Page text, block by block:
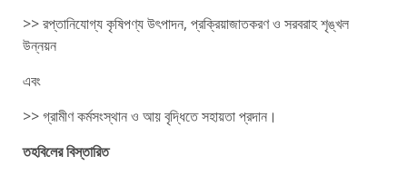
>> রপ্তানিযোগ্য কৃষিপণ্য উৎপাদন, প্রক্রিয়াজাতকরণ ও সরবরাহ শৃঙ্খল
উন্নয়ন
এবং
>> গ্রামীণ কর্মসংস্থান ও আয় বৃদ্ধিতে সহায়তা প্রদান।
তহবিলের বিস্তারিত